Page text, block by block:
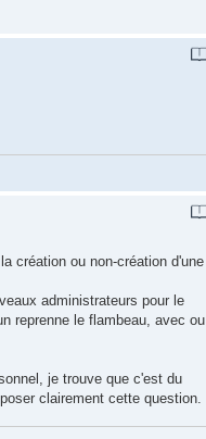
création ou non-création d'une
administrateurs pour le
reprenne le flambeau, avec ou
je trouve que c'est du
clairement cette question.